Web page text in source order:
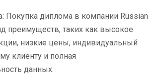
Покупка диплома в компании Russian
преимуществ, таких как высокое
низкие цены, индивидуальный
клиенту и полная
данных.